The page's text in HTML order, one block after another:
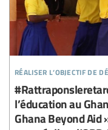
réaliser l’objectif de
l’éducation au
Ghana Beyond Aid